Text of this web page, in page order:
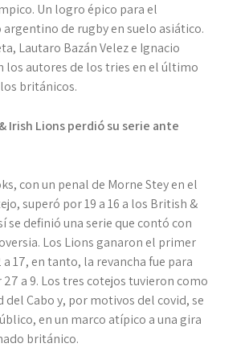
Un logro épico para el
de rugby en suelo asiático.
Lautaro Bazán Velez e Ignacio
los autores de los tries en el último
británicos.
Irish Lions perdió su serie ante
con un penal de Morne Stey en el
superó por 19 a 16 a los British &
se definió una serie que contó con
Los Lions ganaron el primer
17, en tanto, la revancha fue para
a 9. Los tres cotejos tuvieron como
del Cabo y, por motivos del covid, se
en un marco atípico a una gira
británico.